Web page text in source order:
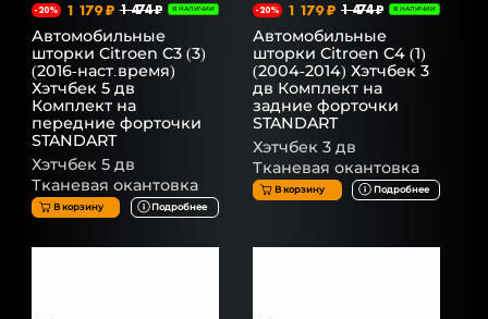
-20% 1 179 ₽ 1 474 ₽ В НАЛИЧИИ
Автомобильные
шторки Citroen C3 (3)
(2016-наст.время)
Хэтчбек 5 дв
Комплект на
передние форточки
STANDART
Хэтчбек 5 дв
Тканевая окантовка
В корзину Подробнее
-20% 1 179 ₽ 1 474 ₽ В НАЛИЧИИ
Автомобильные
шторки Citroen C4 (1)
(2004-2014) Хэтчбек 3
дв Комплект на
задние форточки
STANDART
Хэтчбек 3 дв
Тканевая окантовка
В корзину Подробнее